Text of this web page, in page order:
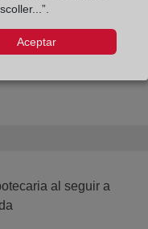
del euríbor.
al seguir a
Aceptar